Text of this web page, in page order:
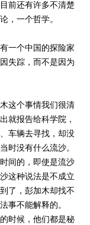
前还有许多不清楚
，一个哲学。
一个中国的探险家
失踪，而不是因为
这个事情我们很清
就报告给科学院，
车辆去寻找，却没
时没有什么流沙。
间的，即使是流沙
这种说法是不成立
了，彭加木却找不
事不能解释的。
时候，他们都是秘